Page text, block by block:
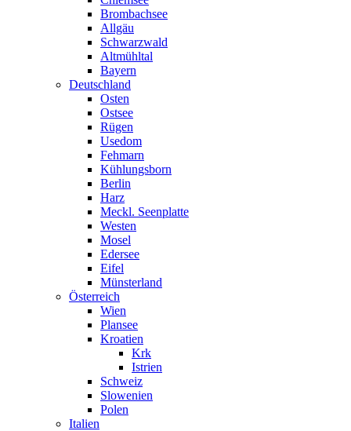
Brombachsee
Allgäu
Schwarzwald
Altmühltal
Bayern
Deutschland
Osten
Ostsee
Rügen
Usedom
Fehmarn
Kühlungsborn
Berlin
Harz
Meckl. Seenplatte
Westen
Mosel
Edersee
Eifel
Münsterland
Österreich
Wien
Plansee
Kroatien
Krk
Istrien
Schweiz
Slowenien
Polen
Italien